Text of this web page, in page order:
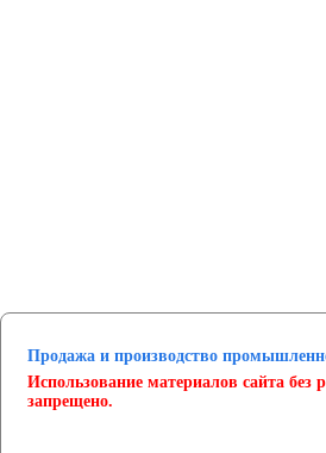
Продажа и производство
Использование материалов сайта без
запрещено.